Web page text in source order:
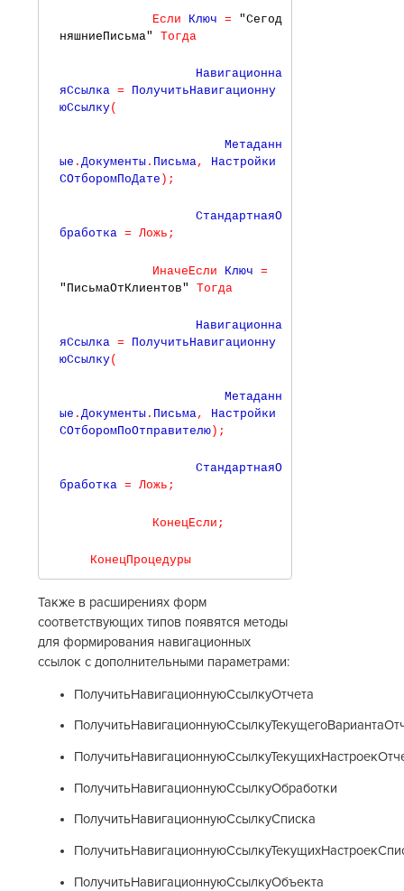
Если Ключ =
"Сегод
няшниеПисьма"
Тогда
Навигационна
яСсылка = ПолучитьНавигационну
юСсылку(
Метаданн
ые .Документы . Письма,
Настройки
СОтборомПоДате ) ;
СтандартнаяО
бработка = Ложь ;
ИначеЕсли Ключ =
"ПисьмаОтКлиентов"
Тогда
Навигационна
яСсылка = ПолучитьНавигационну
юСсылку(
Метаданн
ые .Документы . Письма,
Настройки
СОтборомПоОтправителю ) ;
СтандартнаяО
бработка = Ложь ;
КонецЕсли ;
КонецПроцедуры
Также в расширениях форм
соответствующих типов появятся методы
для формирования навигационных
ссылок с дополнительными параметрами:
ПолучитьНавигационнуюСсылкуОтчета
ПолучитьНавигационнуюСсылкуОбработки
ПолучитьНавигационнуюСсылкуСписка
ПолучитьНавигационнуюСсылкуОбъекта